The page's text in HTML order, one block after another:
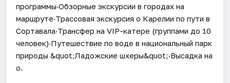
программы·Обзорные экскурсии в городах на
маршруте·Трассовая экскурсия о Карелии по пути в
Сортавала·Трансфер на VIP-катере (группами до 10
человек)·Путешествие по воде в национальный парк
природы &quot;Ладожские шхеры&quot;·Высадка на
о.